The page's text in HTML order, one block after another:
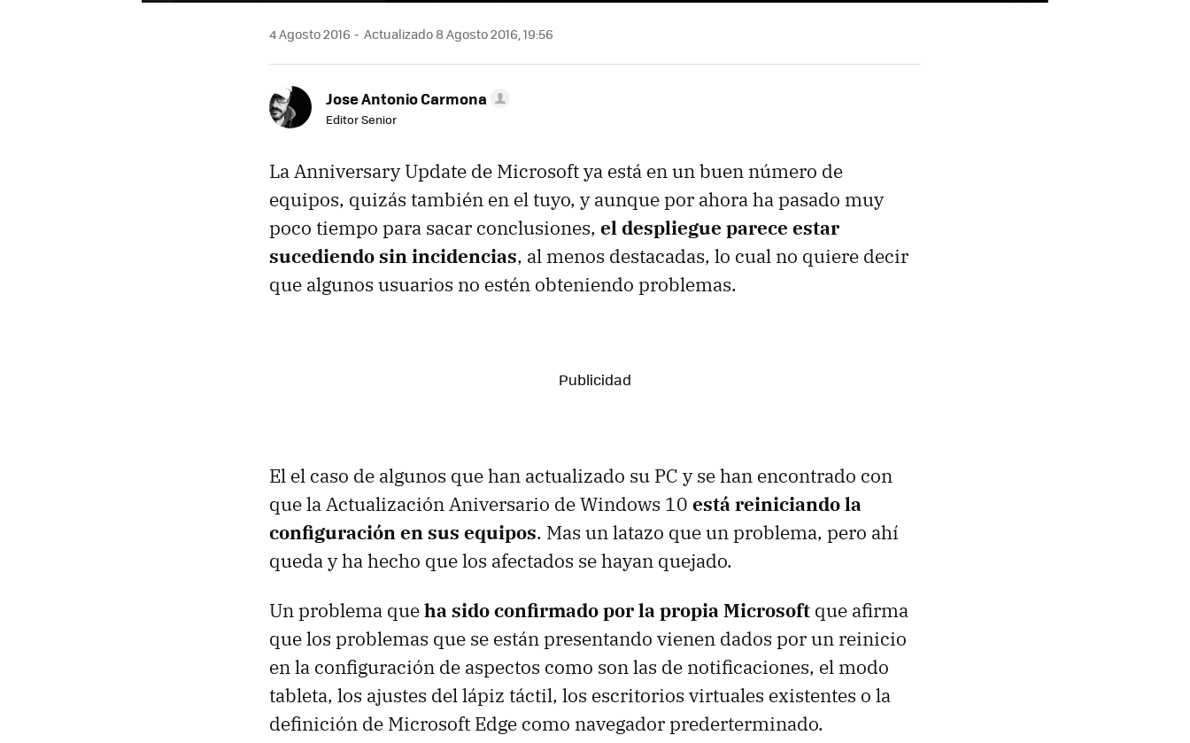
4 Agosto 2016 Actualizado 8 Agosto 2016, 19:56
Jose Antonio Carmona
Editor Senior
La Anniversary Update de Microsoft ya está en un buen número de
equipos, quizás también en el tuyo, y aunque por ahora ha pasado muy
poco tiempo para sacar conclusiones, el despliegue parece estar
sucediendo sin incidencias, al menos destacadas, lo cual no quiere decir
que algunos usuarios no estén obteniendo problemas.
El el caso de algunos que han actualizado su PC y se han encontrado con
que la Actualización Aniversario de Windows 10 está reiniciando la
configuración en sus equipos. Mas un latazo que un problema, pero ahí
queda y ha hecho que los afectados se hayan quejado.
Un problema queha sido confirmado por la propia Microsoft que afirma
que los problemas que se están presentando vienen dados por un reinicio
en la configuración de aspectos como son las de notificaciones, el modo
tableta, los ajustes del lápiz táctil, los escritorios virtuales existentes o la
definición de Microsoft Edge como navegador prederterminado.